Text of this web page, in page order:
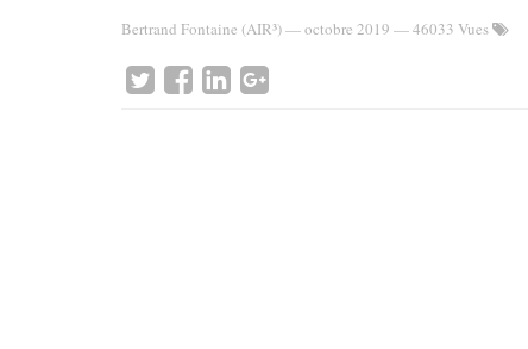
Bertrand Fontaine (AIR³)—octobre 2019 — 46033 Vues